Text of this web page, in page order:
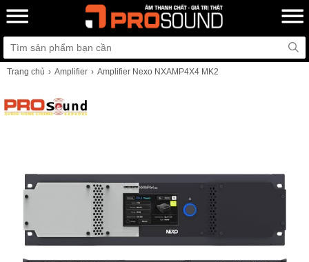
Trang chủ Amplifier Amplifier Nexo NXAMP4X4 MK2